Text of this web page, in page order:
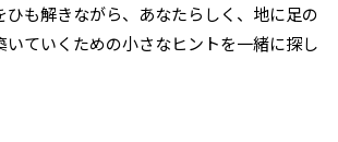
ひも解きながら、あなたらしく、地に足の
いていくための小さなヒントを一緒に探し